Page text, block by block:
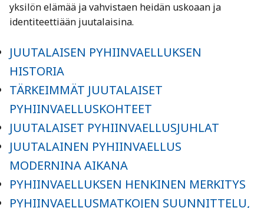
yksilön elämää ja vahvistaen heidän uskoaan ja
identiteettiään juutalaisina.
JUUTALAISEN PYHIINVAELLUKSEN
HISTORIA
TÄRKEIMMÄT JUUTALAISET
PYHIINVAELLUSKOHTEET
JUUTALAISET PYHIINVAELLUSJUHLAT
JUUTALAINEN PYHIINVAELLUS
MODERNINA AIKANA
PYHIINVAELLUKSEN HENKINEN MERKITYS
PYHIINVAELLUSMATKOJEN SUUNNITTELU,